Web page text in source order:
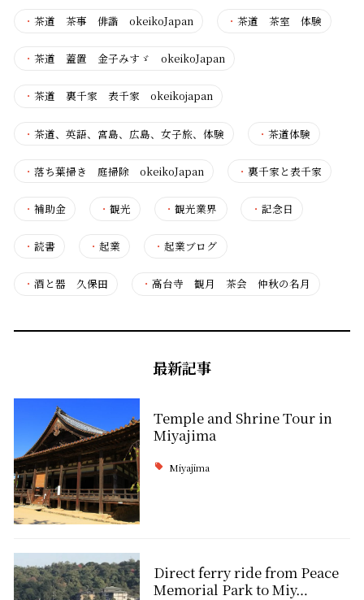
・ 茶道 茶事 俳諧 okeikoJapan ・茶道 茶室 体験
・ 茶道 蓋置 金子みすゞ okeikoJapan
・ 茶道 裏千家 表千家 okeikojapan
・ 茶道、英語、宮島、広島、女子旅、体験 ・茶道体験
・ 落ち葉掃き 庭掃除 okeikoJapan ・裏千家と表千家
・ 補助金 ・観光 ・観光業界 ・ 記念日
・ 読書 ・起業 ・起業ブログ
・ 酒と器 久保田 ・高台寺 観月 茶会 仲秋の名月
最新記事
Temple and Shrine Tour in
Miyajima
Miyajima
Direct ferry ride from Peace
Memorial Park to Miy…